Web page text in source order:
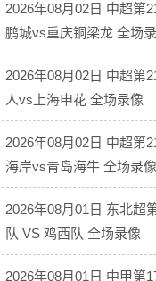
2026年08月02日 中超第
鹏城vs重庆铜梁龙 全场
2026年08月02日 中超第
人vs上海申花 全场录像
2026年08月02日 中超第
海岸vs青岛海牛 全场录像
2026年08月01日 东北超
队 VS 鸡西队 全场录像
2026年08月01日 中甲第